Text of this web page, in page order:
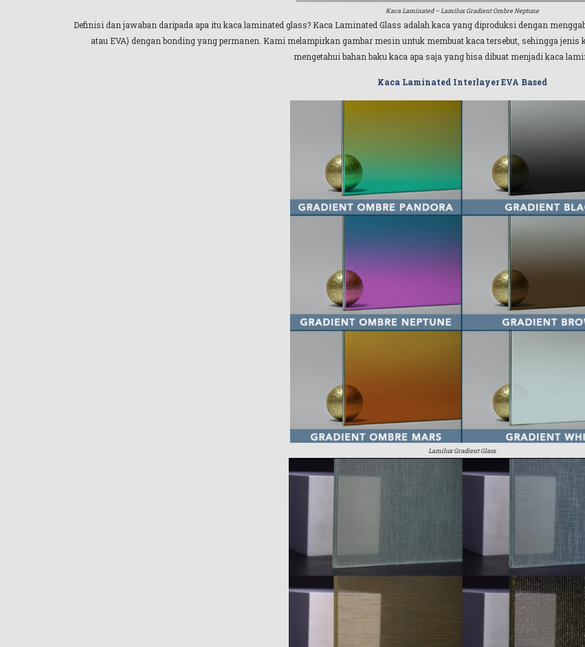
Kaca Laminated – Lamilux Gradient Ombre Neptune
Definisi dan jawaban daripada apa itu kaca laminated glass? Kaca Laminated Glass adalah kaca yang diproduksi dengan
atau EVA) dengan bonding yang permanen. Kami melampirkan gambar mesin untuk membuat kaca tersebut, sehingga
mengetahui bahan baku kaca apa saja yang bisa dibuat menjadi kaca
Kaca Laminated Interlayer EVA Based
Lamilux Gradient Glass